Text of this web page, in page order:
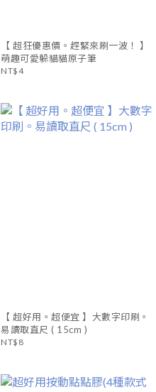
【 超狂優惠價。趕緊來刷一波！ 】
萌趣可愛躲貓貓原子筆
NT$4
【 超好用。超便宜 】大數字印刷。
易讀取直尺 ( 15cm )
NT$8